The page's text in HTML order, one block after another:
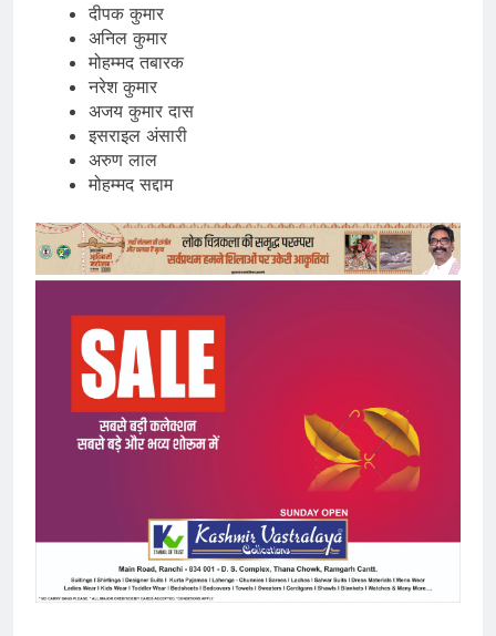
दीपक कुमार
अनिल कुमार
मोहम्मद तबारक
नरेश कुमार
अजय कुमार दास
इसराइल अंसारी
अरुण लाल
मोहम्मद सद्दाम